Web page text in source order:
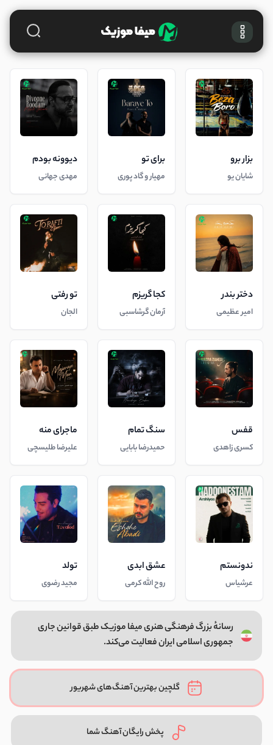
بزار برو
شایان یو
برای تو
مهیار و گاد پوری
دیوونه بودم
مهدی جهانی
دختر بندر
امیر عظیمی
کجا گریزم
آرمان گرشاسبی
تو رفتی
الجان
قفس
کسری زاهدی
سنگ تمام
حمیدرضا بابایی
ماجرای منه
علیرضا طلیسچی
ندونستم
عرشیاس
عشق ابدی
روح الله کرمی
تولد
مجید رضوی
رسانهٔ بزرگ فرهنگی هنری میفا موزیک طبق قوانین جاری
جمهوری اسلامی ایران فعالیت می‌کند.
گلچین بهترین آهنگ‌های شهریور
پخش رایگان آهنگ شما